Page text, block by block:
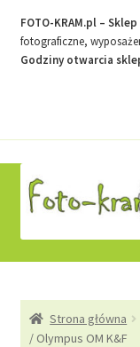
FOTO-KRAM.pl –
fotograficzne,
Godziny otwarcia
do
nawigacji
do
treści
Kontakt
Strona główna
/ Olympus OM K&F